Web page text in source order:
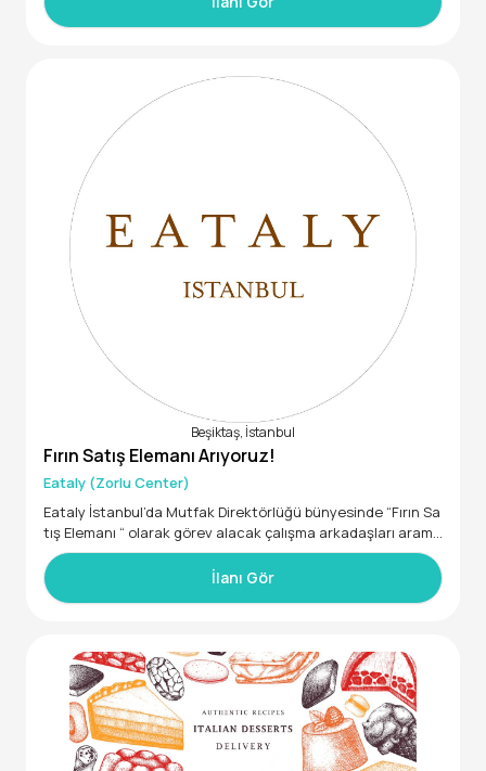
Beşiktaş, İstanbul
Fırın Satış Elemanı Arıyoruz!
Eataly (Zorlu Center)
Eataly İstanbul’da Mutfak Direktörlüğü bünyesinde “Fırın Sa
tış Elemanı “ olarak görev alacak çalışma arkadaşları arama
ktayız
· En az 2 yıl, tercihen gıda satış deneyimi olan
urabilecek
İŞ TANIMI
İlanı Gör